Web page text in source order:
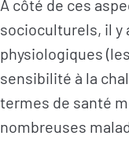
A côté de ces
socioculturels, il y
physiologiques
sensibilité à la
termes de santé
nombreuses